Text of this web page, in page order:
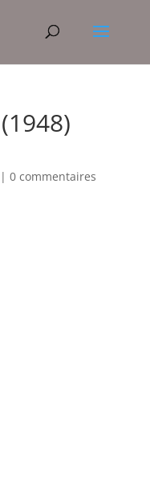
0 commentaires